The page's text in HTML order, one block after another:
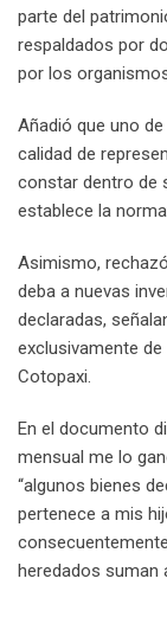
parte del
respaldados por
por los
Añadió que uno
calidad de
constar dentro de
establece la
Asimismo,
deba a nuevas
declaradas,
exclusivamente
Cotopaxi.
En el documento
mensual me lo
“algunos bienes
pertenece a mis
heredados suman